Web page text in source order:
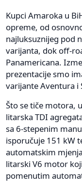
Kupci Amaroka u
opreme, od
najluksuznijeg pod
varijanta, dok off-
Panamericana.
prezentacije smo
varijante Aventura i
Što se tiče motora,
litarska TDI
sa 6-stepenim
isporučuje 151 kW
automatskim
litarski V6 motor
pomenutim